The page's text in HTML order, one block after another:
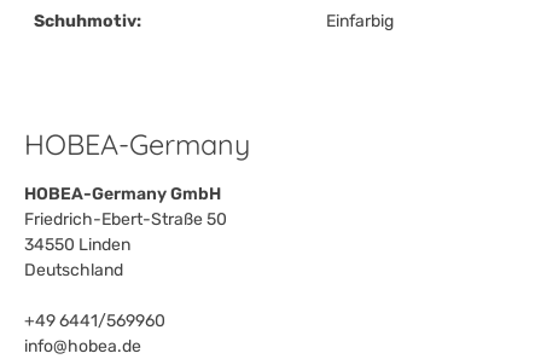
Schuhmotiv: Einfarbig
HOBEA-Germany
HOBEA-Germany GmbH
Friedrich-Ebert-Straße 50
34550 Linden
Deutschland
+49 6441/569960
info@hobea.de